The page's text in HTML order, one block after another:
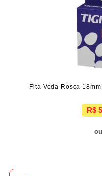
Fita Veda Rosca
R$